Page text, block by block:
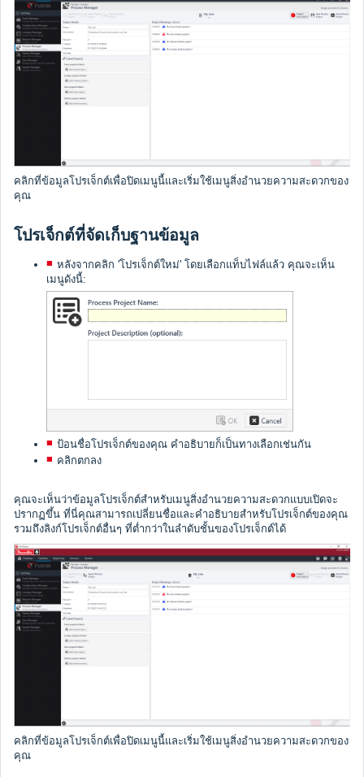
คลิกที่ข้อมูลโปรเจ็กต์เพื่อปิดเมนูนี้และเริ่มใช้เมนูสิ่งอำนวยความสะดวกของ
คุณ
โปรเจ็กต์ที่จัดเก็บฐานข้อมูล
หลังจากคลิก 'โปรเจ็กต์ใหม่' โดยเลือกแท็บไฟล์แล้ว คุณจะเห็น
เมนูดังนี้:
ป้อนชื่อโปรเจ็กต์ของคุณ คำอธิบายก็เป็นทางเลือกเช่นกัน
คลิกตกลง
คุณจะเห็นว่าข้อมูลโปรเจ็กต์สำหรับเมนูสิ่งอำนวยความสะดวกแบบเปิดจะ
ปรากฏขึ้น ที่นี่คุณสามารถเปลี่ยนชื่อและคำอธิบายสำหรับโปรเจ็กต์ของคุณ
รวมถึงลิงก์โปรเจ็กต์อื่นๆ ที่ต่ำกว่าในลำดับชั้นของโปรเจ็กต์ได้
คลิกที่ข้อมูลโปรเจ็กต์เพื่อปิดเมนูนี้และเริ่มใช้เมนูสิ่งอำนวยความสะดวกของ
คุณ